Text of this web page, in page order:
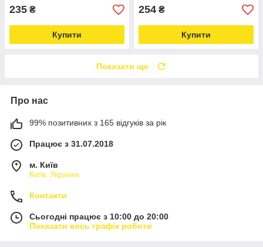
235 ₴
Купити
254 ₴
Купити
Показати ще
Про нас
99% позитивних з 165 відгуків за рік
Працює з 31.07.2018
м. Київ
Київ, Україна
Контакти
Сьогодні працює з 10:00 до 20:00
Показати весь графік роботи